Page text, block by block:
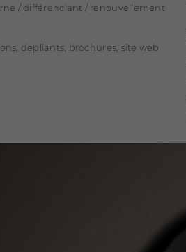
/ différenciant / renouvellement
dépliants, brochures, site web